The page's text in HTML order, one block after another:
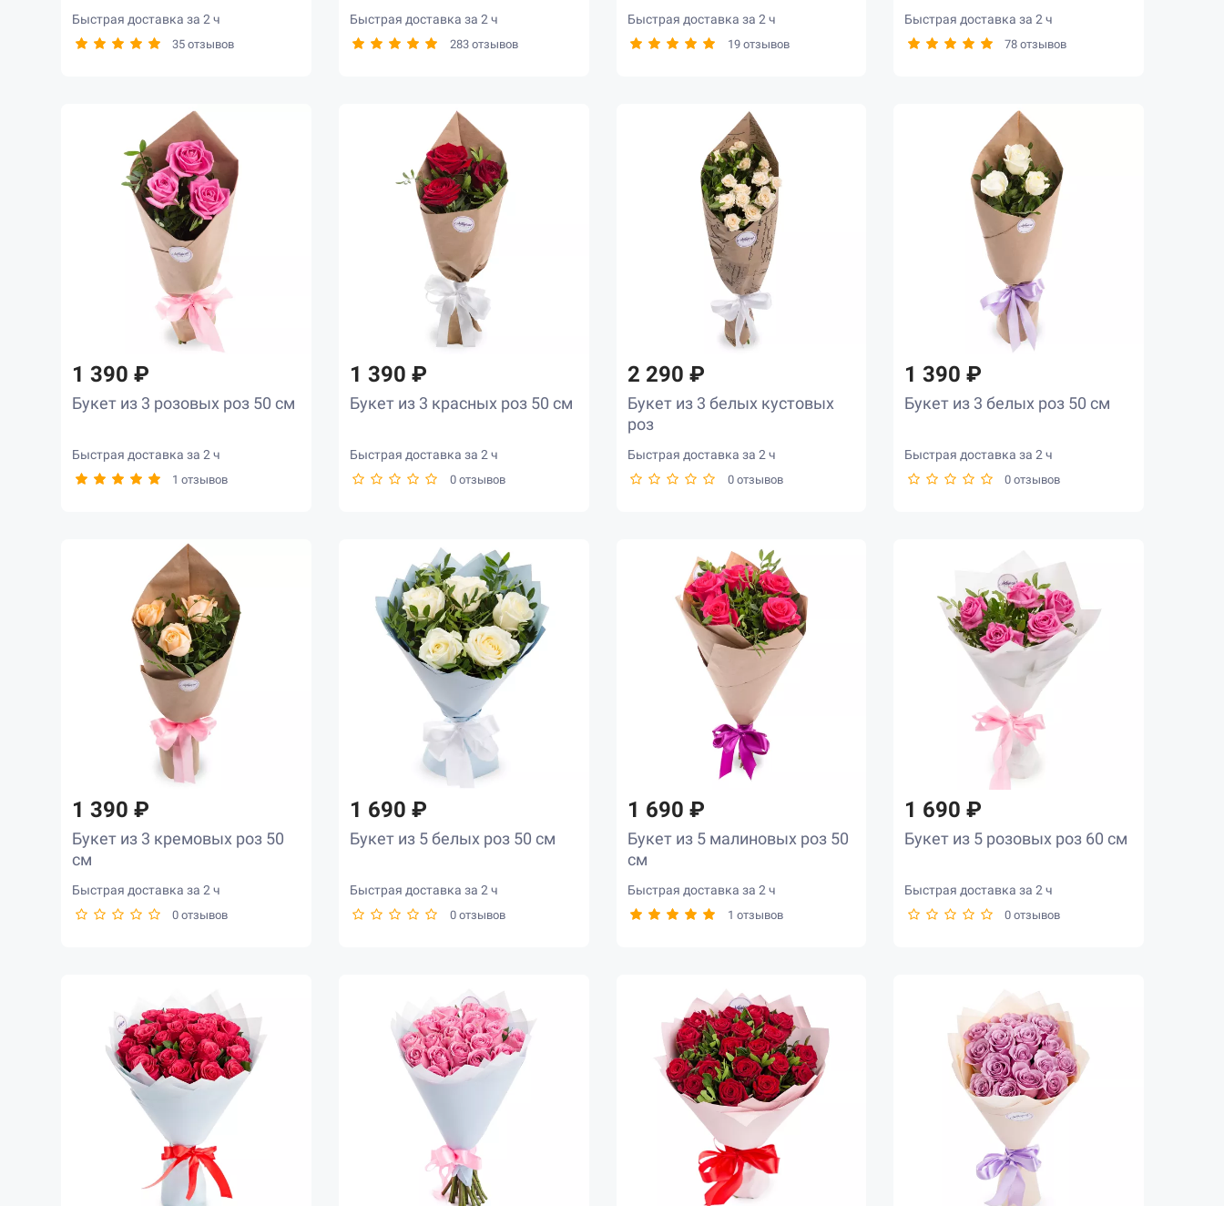
Быстрая доставка за 2 ч
35 отзывов
Быстрая доставка за 2 ч
283 отзывов
Быстрая доставка за 2 ч
19 отзывов
Быстрая доставка за 2 ч
78 отзывов
1 390 ₽
Букет из 3 розовых роз 50 см
Быстрая доставка за 2 ч
1 отзывов
1 390 ₽
Букет из 3 красных роз 50 см
Быстрая доставка за 2 ч
0 отзывов
2 290 ₽
Букет из 3 белых кустовых
роз
Быстрая доставка за 2 ч
0 отзывов
1 390 ₽
Букет из 3 белых роз 50 см
Быстрая доставка за 2 ч
0 отзывов
1 390 ₽
Букет из 3 кремовых роз 50
см
Быстрая доставка за 2 ч
0 отзывов
1 690 ₽
Букет из 5 белых роз 50 см
Быстрая доставка за 2 ч
0 отзывов
1 690 ₽
Букет из 5 малиновых роз 50
см
Быстрая доставка за 2 ч
1 отзывов
1 690 ₽
Букет из 5 розовых роз 60 см
Быстрая доставка за 2 ч
0 отзывов